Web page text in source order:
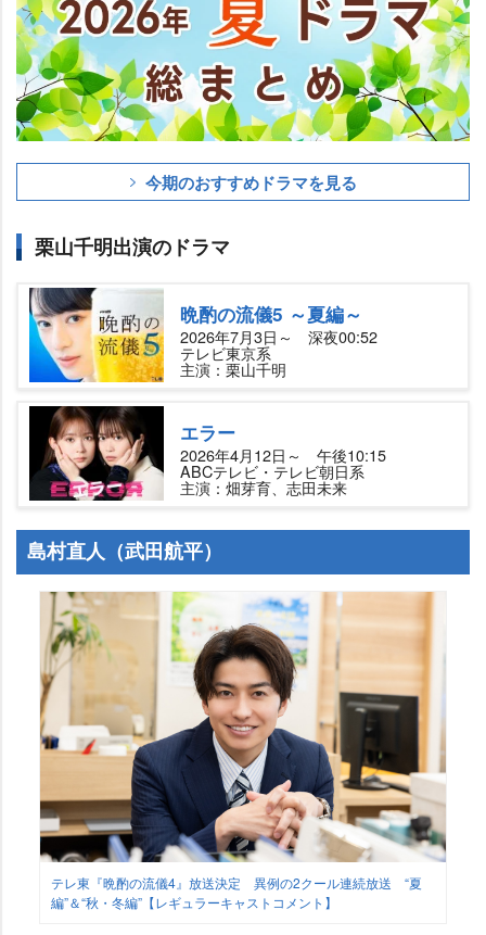
今期のおすすめドラマを見る
栗山千明出演のドラマ
晩酌の流儀5 ～夏編～
2026年7月3日～ 深夜00:52
テレビ東京系
主演：栗山千明
エラー
2026年4月12日～ 午後10:15
ABCテレビ・テレビ朝日系
主演：畑芽育、志田未来
島村直人（武田航平）
テレ東『晩酌の流儀4』放送決定 異例の2クール連続放送 “夏
編”＆“秋・冬編”【レギュラーキャストコメント】